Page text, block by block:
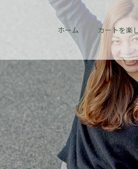
ホーム カートを楽